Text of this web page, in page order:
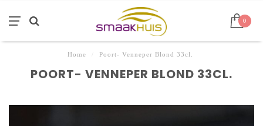
0
Home Poort- Venneper Blond 33cl.
POORT- VENNEPER BLOND 33CL.